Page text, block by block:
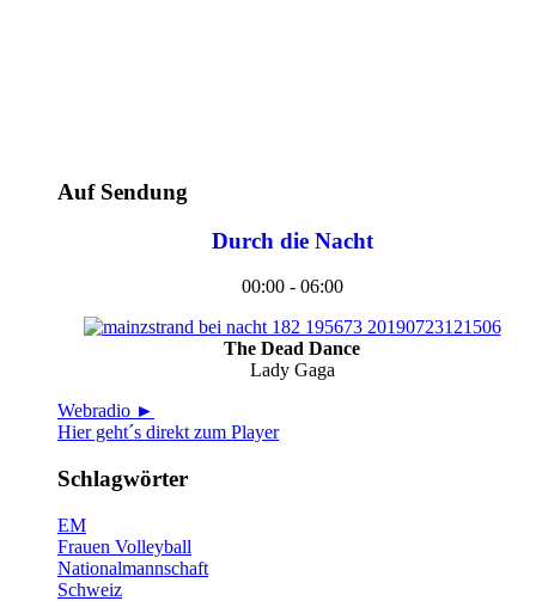
Auf Sendung
Durch die Nacht
00:00 - 06:00
The Dead Dance
Lady Gaga
Webradio ►
Hier geht´s direkt zum Player
Schlagwörter
EM
Frauen Volleyball
Nationalmannschaft
Schweiz